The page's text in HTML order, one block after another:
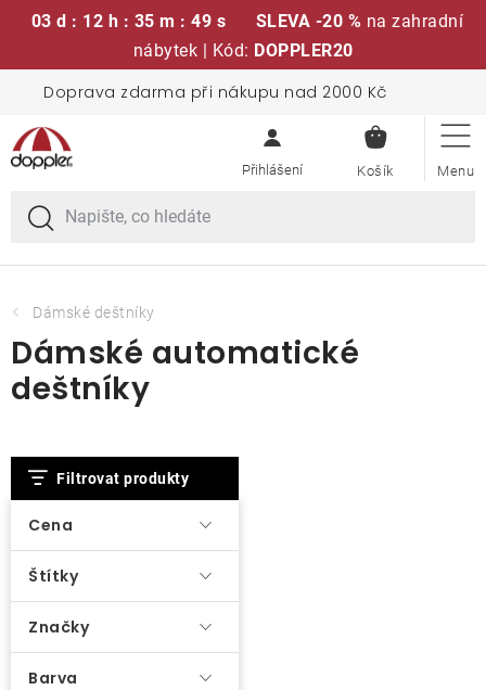
03 d : 12 h : 35 m : 48 s SLEVA -20 % na zahradní
nábytek | Kód: DOPPLER20
obsah
Doprava zdarma při nákupu nad 2000 Kč
KOŠÍK
Sedací soupravy
Slunečníky
Křesla a židle
Stoly
Deštníky
Dámské deštníky
Dámské automatické
deštníky
Filtrovat produkty
Cena
Štítky
Značky
Barva
V
ý
i
s
r